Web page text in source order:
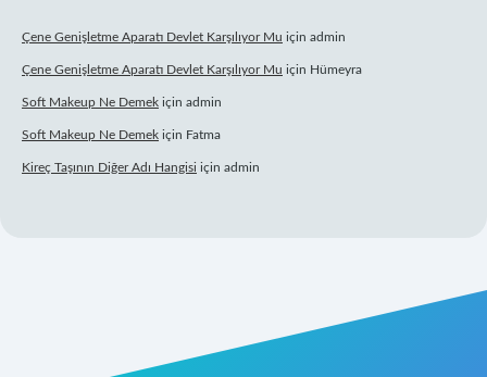
Çene Genişletme Aparatı Devlet Karşılıyor Mu için admin
Çene Genişletme Aparatı Devlet Karşılıyor Mu için Hümeyra
Soft Makeup Ne Demek için admin
Soft Makeup Ne Demek için Fatma
Kireç Taşının Diğer Adı Hangisi için admin